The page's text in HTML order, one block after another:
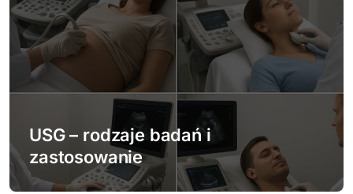
c
p
i
USG – rodzaje badań i
zastosowanie